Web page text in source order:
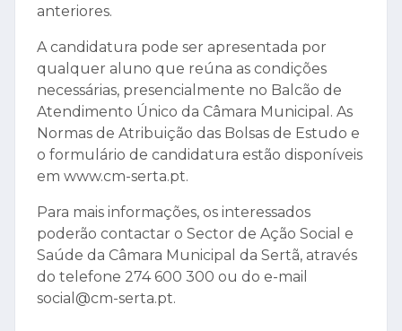
anteriores.
A candidatura pode ser apresentada por
qualquer aluno que reúna as condições
necessárias, presencialmente no Balcão de
Atendimento Único da Câmara Municipal. As
Normas de Atribuição das Bolsas de Estudo e
o formulário de candidatura estão disponíveis
em www.cm-serta.pt.
Para mais informações, os interessados
poderão contactar o Sector de Ação Social e
Saúde da Câmara Municipal da Sertã, através
do telefone 274 600 300 ou do e-mail
social@cm-serta.pt.